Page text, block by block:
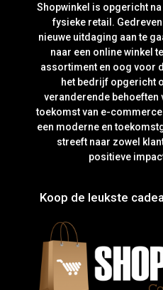
Shopwinkel is opgericht
fysieke retail.
nieuwe uitdaging aan te
naar een online winkel
assortiment en oog voor
het bedrijf opgericht
veranderende behoeften
toekomst van e-
een moderne en
streeft naar zowel
positieve
Koop de leukste